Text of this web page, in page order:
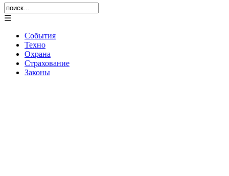
☰
События
Техно
Охрана
Страхование
Законы